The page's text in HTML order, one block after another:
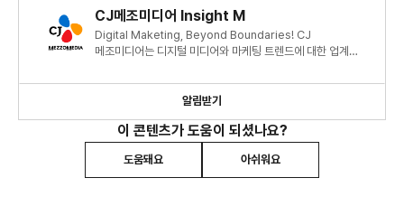
CJ메조미디어 Insight M
Digital Maketing, Beyond Boundaries! CJ
메조미디어는 디지털 미디어와 마케팅 트렌드에 대한 업계
알림받기
이 콘텐츠가 도움이 되셨나요?
도움돼요 아쉬워요